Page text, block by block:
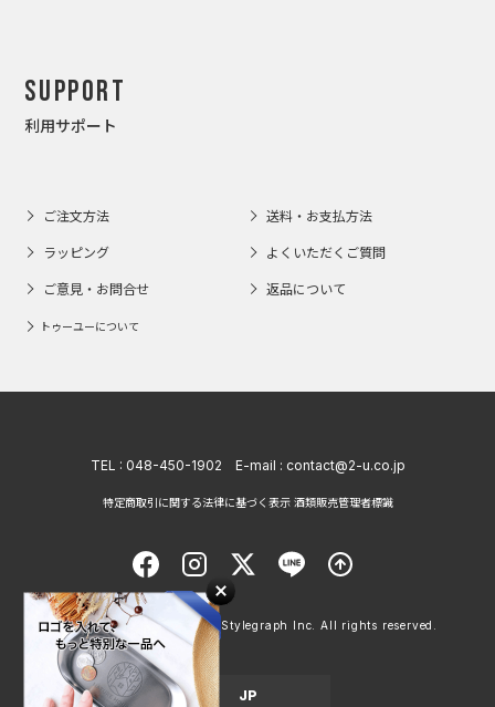
Support
利用サポート
ご注文方法 送料・お支払方法
ラッピング よくいただくご質問
ご意見・お問合せ 返品について
トゥーユーについて
TEL : 048-450-1902 E-mail : contact@2-u.co.jp
特定商取引に関する法律に基づく表示 酒類販売管理者標識
Copyright © 1998 - 2026 Stylegraph Inc. All rights reserved.
JP